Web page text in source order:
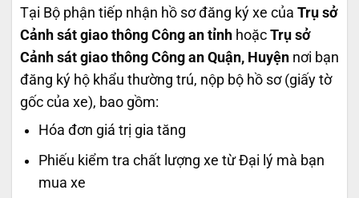
Tại Bộ phận tiếp nhận hồ sơ đăng ký xe của Trụ sở
Cảnh sát giao thông Công an tỉnh hoặc Trụ sở
Cảnh sát giao thông Công an Quận, Huyện nơi bạn
đăng ký hộ khẩu thường trú, nộp bộ hồ sơ (giấy tờ
gốc của xe), bao gồm:
Hóa đơn giá trị gia tăng
Phiếu kiểm tra chất lượng xe từ Đại lý mà bạn
mua xe